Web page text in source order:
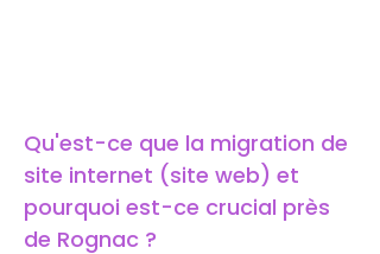
Qu'est-ce que la migration de
site internet (site web) et
pourquoi est-ce crucial près
de Rognac ?